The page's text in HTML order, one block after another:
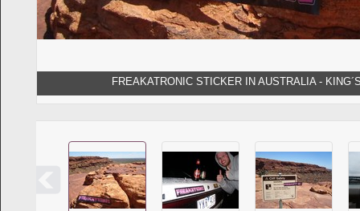
FREAKATRONIC STICKER IN AUSTRALIA -